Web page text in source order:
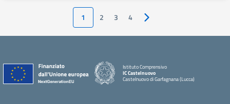
1 2 3 4 Pagina successiva
Istituto Comprensivo
IC Castelnuovo
Castelnuovo di Garfagnana (Lucca)